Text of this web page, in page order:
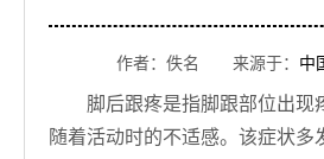
作者：佚名 来源于： 中
脚后跟疼是指脚跟部位出现
随着活动时的不适感。该症状多